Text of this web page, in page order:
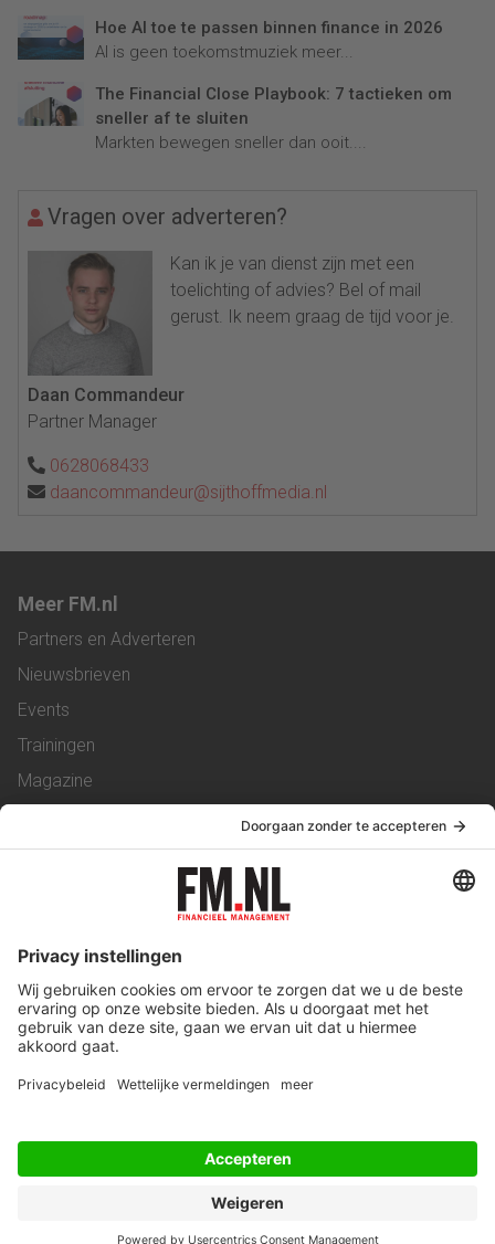
Hoe AI toe te passen binnen finance in 2026
AI is geen toekomstmuziek meer...
The Financial Close Playbook: 7 tactieken om
sneller af te sluiten
Markten bewegen sneller dan ooit....
Vragen over adverteren?
Kan ik je van dienst zijn met een
toelichting of advies? Bel of mail
gerust. Ik neem graag de tijd voor je.
Daan Commandeur
Partner Manager
0628068433
daancommandeur@sijthoffmedia.nl
Meer FM.nl
Partners en Adverteren
Nieuwsbrieven
Events
Trainingen
Magazine
Service & Contact
Werken bij ons
Privacy Statement
Algemene Voorwaarden